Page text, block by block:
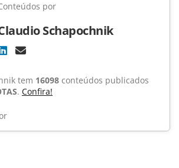
por
Schapochnik
tem 16098 conteúdos publicados
. Confira!